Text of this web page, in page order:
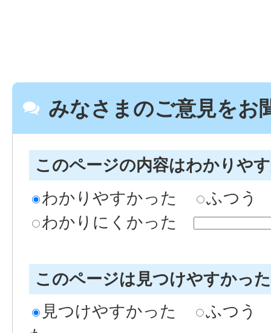
みなさまのご意見をお
このページの内容はわかりや
わかりやすかった
ふつう
わかりにくかった
このページは見つけやすかっ
見つけやすかった
ふつう